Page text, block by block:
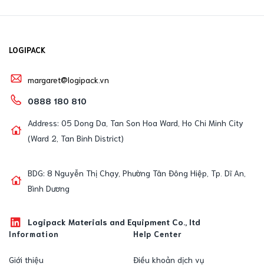
LOGIPACK
margaret@logipack.vn
0888 180 810
Address: 05 Dong Da, Tan Son Hoa Ward, Ho Chi Minh City
(Ward 2, Tan Binh District)
BDG: 8 Nguyễn Thị Chạy, Phường Tân Đông Hiệp, Tp. Dĩ An,
Bình Dương
Logipack Materials and Equipment Co., ltd
Information
Giới thiệu
Help Center
Điều khoản dịch vụ